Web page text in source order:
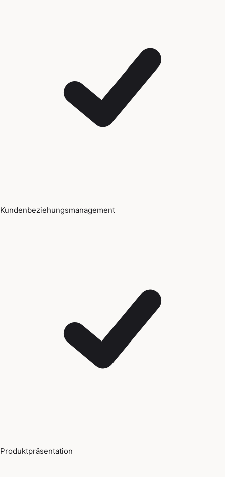
Kundenbeziehungsmanagement
Produktpräsentation